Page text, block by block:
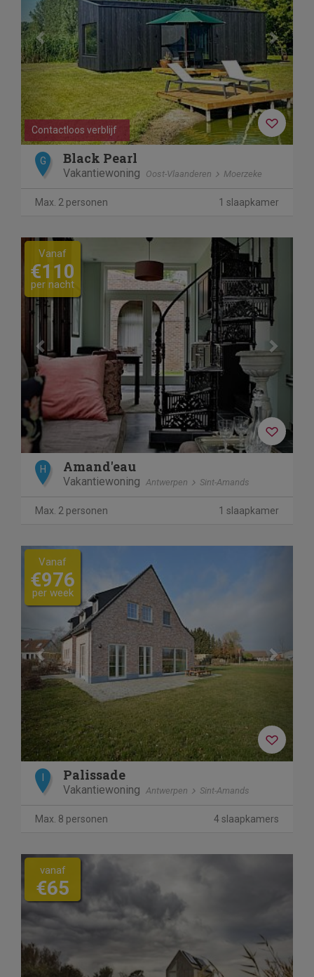
Contactloos verblijf
G Black Pearl
Vakantiewoning Oost-Vlaanderen Moerzeke
Max. 2 personen 1 slaapkamer
Previous Next
Vanaf
€110
per nacht
H Amand'eau
Vakantiewoning Antwerpen Sint-Amands
Max. 2 personen 1 slaapkamer
Previous
Vanaf
€976
per week
Palissade
Vakantiewoning Antwerpen Sint-Amands
Max. 8 personen 4 slaapkamers
vanaf
€65